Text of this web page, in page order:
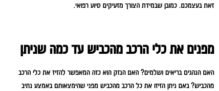
זאת בעצמכם. כמובן שבמידת הצורך מזעיקים סיוע רפואי.
מפנים את כלי הרכב מהכביש עד כמה שניתן
האם הנהגים בריאים ושלמים? האם הנזק הוא כזה המאפשר להזיז את כלי הרכב
מהכביש? באם ניתן הזיזו את כל הרכב מהכביש מפני שהימצאותם באמצע נתיב